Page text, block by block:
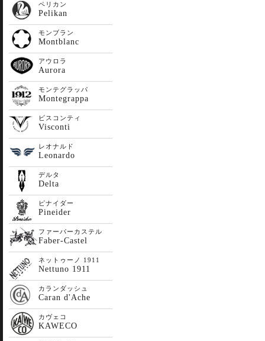
ペリカン
Pelikan
モンブラン
Montblanc
アウロラ
Aurora
モンテグラッパ
Montegrappa
ビスコンティ
Visconti
レオナルド
Leonardo
デルタ
Delta
ピナイダー
Pineider
ファーバーカステル
Faber-Castel
ネットゥーノ 1911
Nettuno 1911
カランダッシュ
Caran d'Ache
カヴェコ
KAWECO